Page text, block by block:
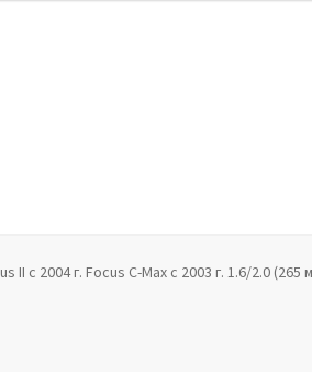
данных Производители
с 2004 г. Focus C-Max с 2003 г. 1.6/2.0 (265